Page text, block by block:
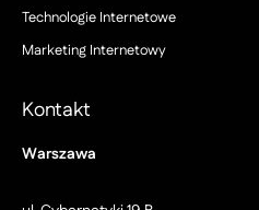
Technologie Internetowe
Marketing Internetowy
Kontakt
Warszawa